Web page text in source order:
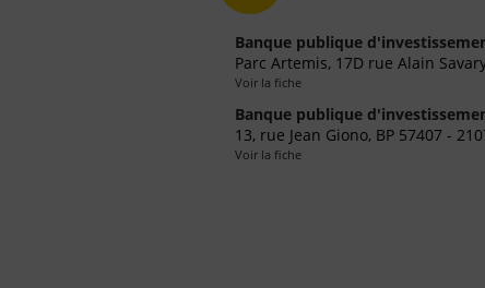
Banque publique
Parc Artemis, 17D rue Alain
Voir la fiche
Banque publique
13, rue Jean Giono, BP 57407 -
Voir la fiche